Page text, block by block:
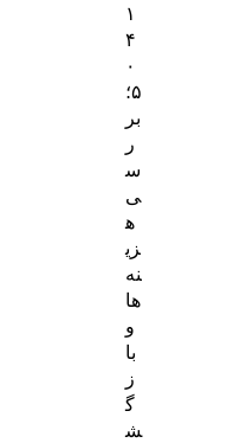
۱
۴
۰
۵؛
بر
ر
س
ی
ه
زی
نه‌
ها
و
با
ز
گ
ش